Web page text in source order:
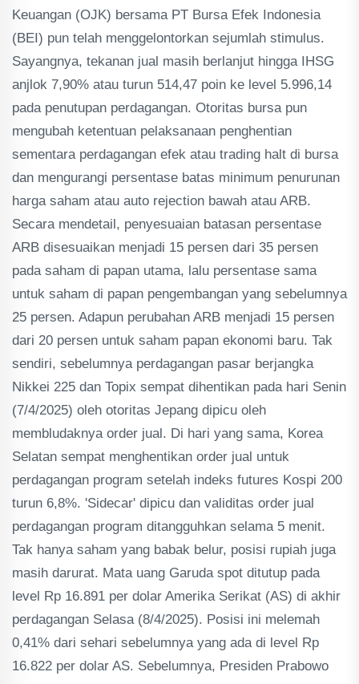
Keuangan (OJK) bersama PT Bursa Efek Indonesia
(BEI) pun telah menggelontorkan sejumlah stimulus.
Sayangnya, tekanan jual masih berlanjut hingga IHSG
anjlok 7,90% atau turun 514,47 poin ke level 5.996,14
pada penutupan perdagangan. Otoritas bursa pun
mengubah ketentuan pelaksanaan penghentian
sementara perdagangan efek atau trading halt di bursa
dan mengurangi persentase batas minimum penurunan
harga saham atau auto rejection bawah atau ARB.
Secara mendetail, penyesuaian batasan persentase
ARB disesuaikan menjadi 15 persen dari 35 persen
pada saham di papan utama, lalu persentase sama
untuk saham di papan pengembangan yang sebelumnya
25 persen. Adapun perubahan ARB menjadi 15 persen
dari 20 persen untuk saham papan ekonomi baru. Tak
sendiri, sebelumnya perdagangan pasar berjangka
Nikkei 225 dan Topix sempat dihentikan pada hari Senin
(7/4/2025) oleh otoritas Jepang dipicu oleh
membludaknya order jual. Di hari yang sama, Korea
Selatan sempat menghentikan order jual untuk
perdagangan program setelah indeks futures Kospi 200
turun 6,8%. 'Sidecar' dipicu dan validitas order jual
perdagangan program ditangguhkan selama 5 menit.
Tak hanya saham yang babak belur, posisi rupiah juga
masih darurat. Mata uang Garuda spot ditutup pada
level Rp 16.891 per dolar Amerika Serikat (AS) di akhir
perdagangan Selasa (8/4/2025). Posisi ini melemah
0,41% dari sehari sebelumnya yang ada di level Rp
16.822 per dolar AS. Sebelumnya, Presiden Prabowo